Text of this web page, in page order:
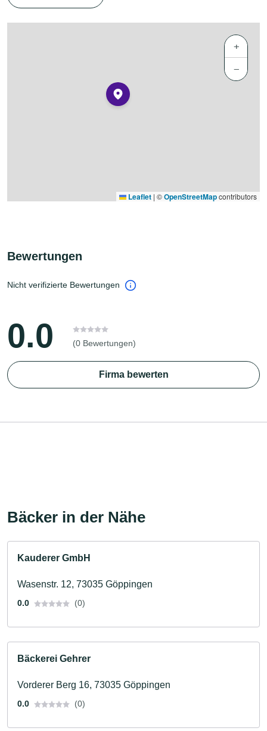
+
−
Leaflet | ©OpenStreetMapcontributors
Bewertungen
Nicht verifizierte Bewertungen
0.0 (0 Bewertungen)
Firma bewerten
Bäcker in der Nähe
Kauderer GmbH
Wasenstr. 12, 73035 Göppingen
0.0 (0)
Bäckerei Gehrer
Vorderer Berg 16, 73035 Göppingen
0.0 (0)